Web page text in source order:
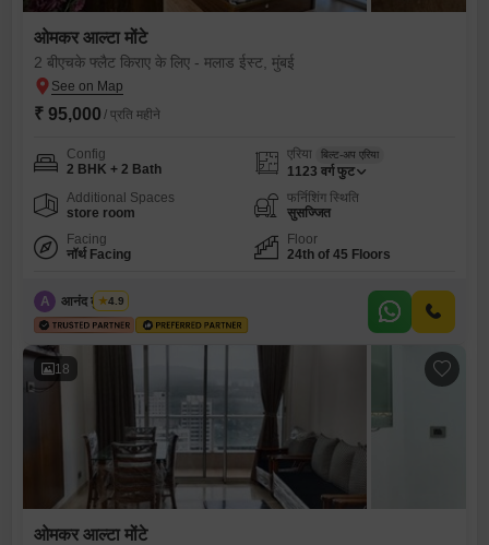
ओमकर आल्टा मोंटे
2 बीएचके फ्लैट किराए के लिए - मलाड ईस्ट, मुंबई
₹ 95,000 / प्रति महीने
Config
2 BHK + 2 Bath
एरिया बिल्ट-अप एरिया
1123 वर्ग फुट
Additional Spaces
store room
फर्निशिंग स्थिति
सुसज्जित
Facing
नॉर्थ Facing
Floor
24th of 45 Floors
A आनंद कुशवाहा
4.9
18
ओमकर आल्टा मोंटे